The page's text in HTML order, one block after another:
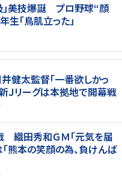
」美技爆誕 プロ野球“顔
「鳥肌立った」
健太監督「一番欲しかっ
Ｊリーグは本拠地で開幕戦
織田秀和ＧＭ「元気を届
熊本の笑顔の為、負けんば